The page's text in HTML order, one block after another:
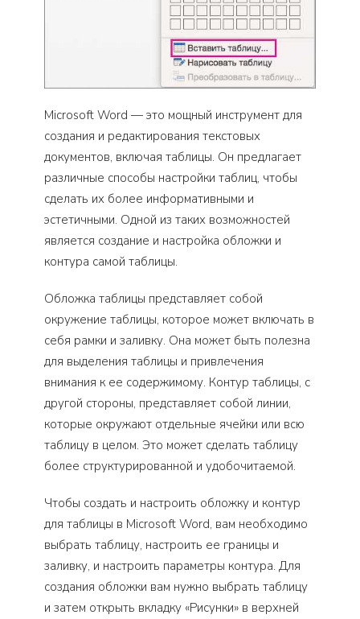
Microsoft Word — это мощный инструмент для
создания и редактирования текстовых
документов, включая таблицы. Он предлагает
различные способы настройки таблиц, чтобы
сделать их более информативными и
эстетичными. Одной из таких возможностей
является создание и настройка обложки и
контура самой таблицы.
Обложка таблицы представляет собой
окружение таблицы, которое может включать в
себя рамки и заливку. Она может быть полезна
для выделения таблицы и привлечения
внимания к ее содержимому. Контур таблицы, с
другой стороны, представляет собой линии,
которые окружают отдельные ячейки или всю
таблицу в целом. Это может сделать таблицу
более структурированной и удобочитаемой.
Чтобы создать и настроить обложку и контур
для таблицы в Microsoft Word, вам необходимо
выбрать таблицу, настроить ее границы и
заливку, и настроить параметры контура. Для
создания обложки вам нужно выбрать таблицу
и затем открыть вкладку «Рисунки» в верхней